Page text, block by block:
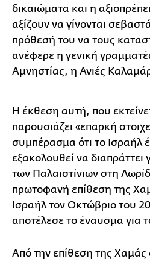
δικαιώματα και η
αξίζουν να γίνονται
πρόθεσή του να τους
ανέφερε η γενική
Αμνηστίας, η Ανιές
Η έκθεση αυτή, που
παρουσιάζει «επαρκή
συμπέρασμα ότι το Ισραήλ
εξακολουθεί να διαπράττει
των Παλαιστίνιων στη
πρωτοφανή επίθεση της
Ισραήλ τον Οκτώβριο του
αποτέλεσε το έναυσμα για
Από την επίθεση της